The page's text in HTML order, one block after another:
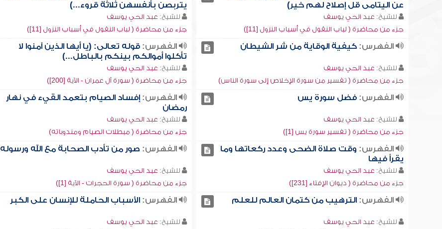
عن اليتامى قل إصلاح لهم خير)
للشيخ: عبد الحي يوسف
جزء من محاضرة ( لباب النقول في أسباب النزول [11])
يتربصن بأنفسهن ثلاثة قروء...)
للشيخ: عبد الحي يوسف
جزء من محاضرة ( لباب النقول في أسباب النزول [11])
الفهرس:كيفية الوقاية من شر الشيطان
للشيخ: عبد الحي يوسف
جزء من محاضرة ( تفسير من سورة الإخلاص إلى سورة الناس)
الفهرس: قوله تعالى: (يا أيها الذين آمنوا لا
تأكلوا أموالكم بينكم بالباطل...)
للشيخ: عبد الحي يوسف
جزء من محاضرة ( سورة آل عمران - الآية [200])
الفهرس:فضل سورة يس
للشيخ: عبد الحي يوسف
جزء من محاضرة ( تفسير سورة يس [1])
الفهرس: إفساد الصيام بتعمد القيء في نهار
رمضان
للشيخ: عبد الحي يوسف
جزء من محاضرة ( مبطلات الصيام ومندوباته)
الفهرس: وقت صلاة الضحى وعدد ركعاتها وما
يقرأ فيها
للشيخ: عبد الحي يوسف
جزء من محاضرة ( ديوان الإفتاء [231])
الفهرس: صور من تأدب الصحابة مع الله ورسوله
للشيخ: عبد الحي يوسف
جزء من محاضرة ( سورة الحجرات - الآية [1])
الفهرس:الترهيب من كتمان العالم للعلم
للشيخ: عبد الحي يوسف
الفهرس: الأسباب الحاملة للإنسان على الكبر
للشيخ: عبد الحي يوسف